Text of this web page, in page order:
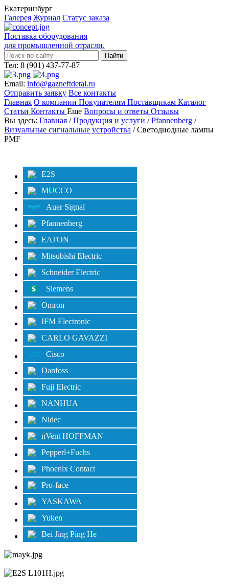
Екатеринбург
Галерея Журнал Статус заказа
Поставка оборудования
для промышленной отрасли.
Тел: 8 (901) 437-77-87
Email: info@gazneftdetal.ru
Отправить заявку Все контакты
Главная О компании Покупателям Поставщикам Каталог
Статьи Контакты Еще Вопросы и ответы Отзывы
Вы здесь: Главная /Продукция и услуги /Pfannenberg /
Визуальные сигнальные устройства / Светодиодные лампы
PMF
E2S
MUCCO
Auer Signal
Pfannenberg
EATON
Mitsubishi Electric
Schneider Electric
Siemens
Omron
IFM Electronic
CARLO GAVAZZI
Cisco
Danfoss
Fuji Electric
NANHUA
Nidec
nVent HOFFMAN
Pepperl+Fuchs
Phoenix Contact
Pro-face
YASKAWA
Yuken
Bei Jing Ping He